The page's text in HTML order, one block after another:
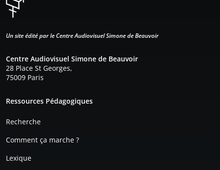
Un site édité par le Centre Audiovisuel Simone de Beauvoir
Centre Audiovisuel Simone de Beauvoir
28 Place St Georges,
75009 Paris
Ressources Pédagogiques
Recherche
Comment ça marche ?
Lexique